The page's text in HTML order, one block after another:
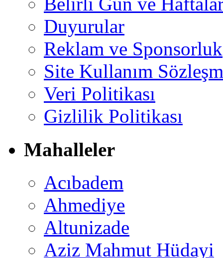
Duyurular
Reklam ve Sponsorluk
Site Kullanım
Veri Politikası
Gizlilik Politikası
Mahalleler
Acıbadem
Ahmediye
Altunizade
Aziz Mahmut Hüdayi